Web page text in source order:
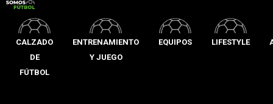
CALZADO
DE
FÚTBOL
ENTRENAMIENTO
Y JUEGO
EQUIPOS LIFESTYLE